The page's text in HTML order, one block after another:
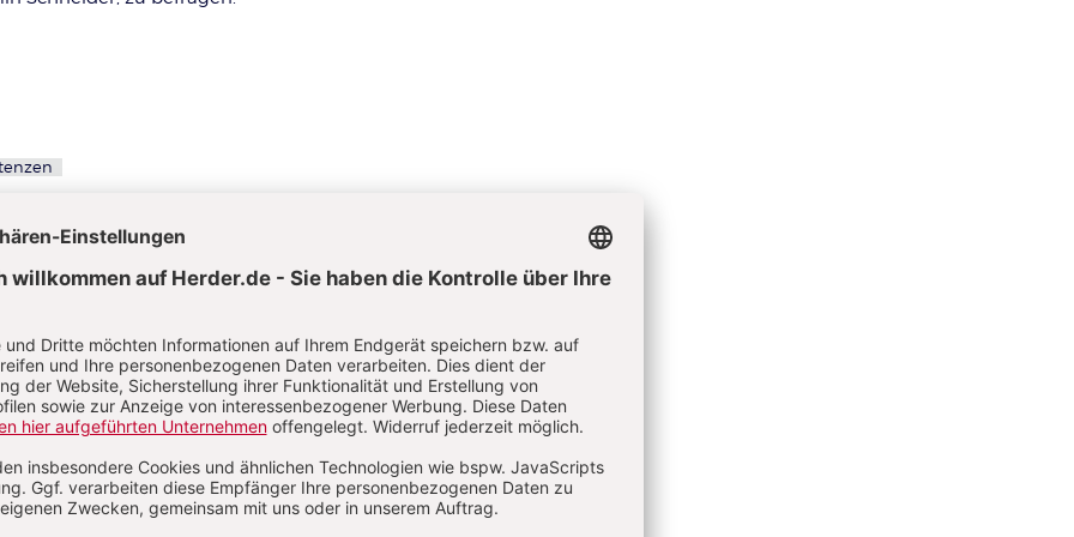
brauchen Fachkräfte in einer inklusiven
und Antworten zum Thema Inklusion
erkennen
grübeln oder traurig sind